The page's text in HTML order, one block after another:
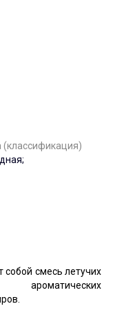
(классификация)
собой смесь летучих
ароматических